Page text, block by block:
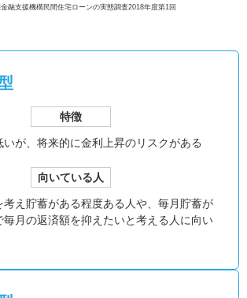
融支援機構民間住宅ローンの実態調査2018年度第1回
特徴
が、 将来的に金利上昇のリスクがある
向いている人
考え貯蓄がある程度ある人や、毎月貯蓄が
毎月の返済額を抑えたいと考える人に向い